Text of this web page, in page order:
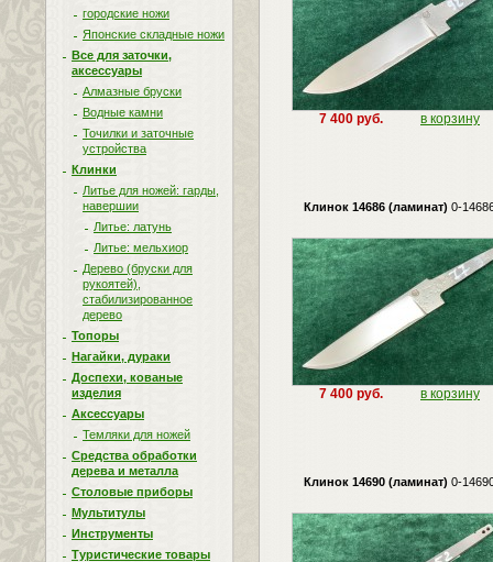
городские ножи
Японские складные ножи
Все для заточки,
аксессуары
Алмазные бруски
Водные камни
Точилки и заточные
устройства
Клинки
Литье для ножей: гарды,
навершии
Литье: латунь
Литье: мельхиор
Дерево (бруски для
рукоятей),
стабилизированное
дерево
Топоры
Нагайки, дураки
Доспехи, кованые
изделия
Аксессуары
Темляки для ножей
Средства обработки
дерева и металла
Столовые приборы
Мультитулы
Инструменты
Туристические товары
7 400 руб. в корзину
Клинок 14686 (ламинат) 0-
7 400 руб. в корзину
Клинок 14690 (ламинат) 0-